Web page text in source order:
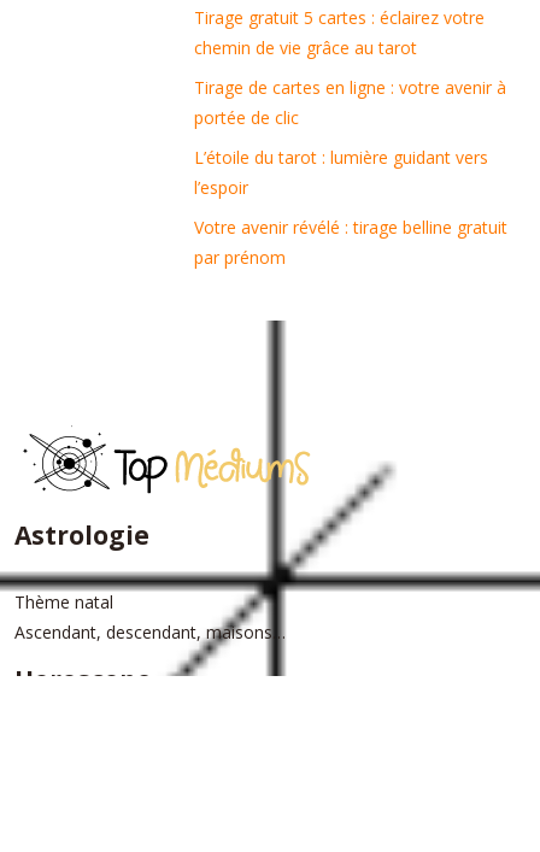
Tirage gratuit 5 cartes : éclairez votre
chemin de vie grâce au tarot
Tirage de cartes en ligne : votre avenir à
portée de clic
L’étoile du tarot : lumière guidant vers
l’espoir
Votre avenir révélé : tirage belline gratuit
par prénom
Astrologie
Thème natal
Ascendant, descendant, maisons…
Horoscope